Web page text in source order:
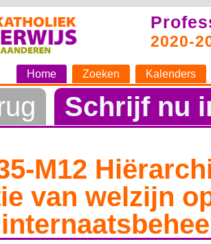
2020-
Home Zoeken Kalenders
Schrijf nu
M12
van welzijn